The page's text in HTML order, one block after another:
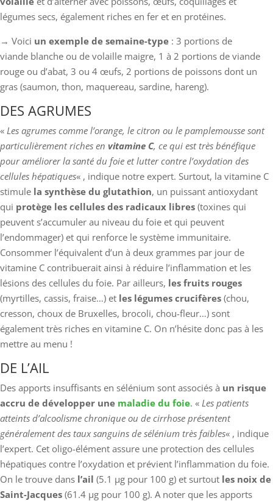
légumes secs, également riches en fer et en protéines.
→ Voici un exemple de semaine-type : 3 portions de
viande blanche ou de volaille maigre, 1 à 2 portions de viande
rouge ou d’abat, 3 ou 4 œufs, 2 portions de poissons dont un
gras (saumon, thon, maquereau, sardine, hareng).
DES AGRUMES
« Les agrumes comme l’orange, le citron ou le pamplemousse sont
particulièrement riches en vitamine C, ce qui est très bénéfique
pour améliorer la santé du foie et lutter contre l’oxydation des
cellules hépatiques« , indique notre expert. Surtout, la vitamine C
stimule la synthèse du glutathion, un puissant antioxydant
qui protège les cellules des radicaux libres (toxines qui
peuvent s’accumuler au niveau du foie et qui peuvent
l’endommager) et qui renforce le système immunitaire.
Consommer l’équivalent d’un à deux grammes par jour de
vitamine C contribuerait ainsi à réduire l’inflammation et les
lésions des cellules du foie. Par ailleurs, les fruits rouges
(myrtilles, cassis, fraise…) et les légumes crucifères (chou,
cresson, choux de Bruxelles, brocoli, chou-fleur…) sont
également très riches en vitamine C. On n’hésite donc pas à les
mettre au menu !
DE L’AIL
Des apports insuffisants en sélénium sont associés à un risque
accru de développer une maladie du foie. « Les patients
atteints d’alcoolisme chronique ou de cirrhose présentent
généralement des taux sanguins de sélénium très faibles« , indique
l’expert. Cet oligo-élément assure une protection des cellules
hépatiques contre l’oxydation et prévient l’inflammation du foie.
On le trouve dans l’ail (5.1 µg pour 100 g) et surtout les noix de
Saint-Jacques (61.4 µg pour 100 g). A noter que les apports